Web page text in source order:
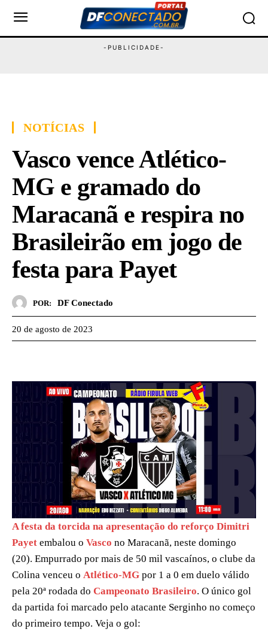
NOTÍCIAS
Vasco vence Atlético-
MG e gramado do
Maracanã e respira no
Brasileirão em jogo de
festa para Payet
POR: DF Conectado
20 de agosto de 2023
A festa da torcida na apresentação do reforço Dimitri
Payet embalou o Vasco no Maracanã, neste domingo
(20). Empurrado por mais de 50 mil vascaínos, o clube da
Colina venceu o Atlético-MG por 1 a 0 em duelo válido
pela 20ª rodada do Campeonato Brasileiro. O único gol
da partida foi marcado pelo atacante Serginho no começo
do primeiro tempo. Veja o gol: